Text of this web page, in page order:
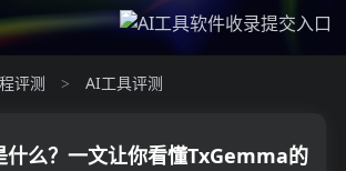
评测 > AI工具评测
么？一文让你看懂TxGemma的